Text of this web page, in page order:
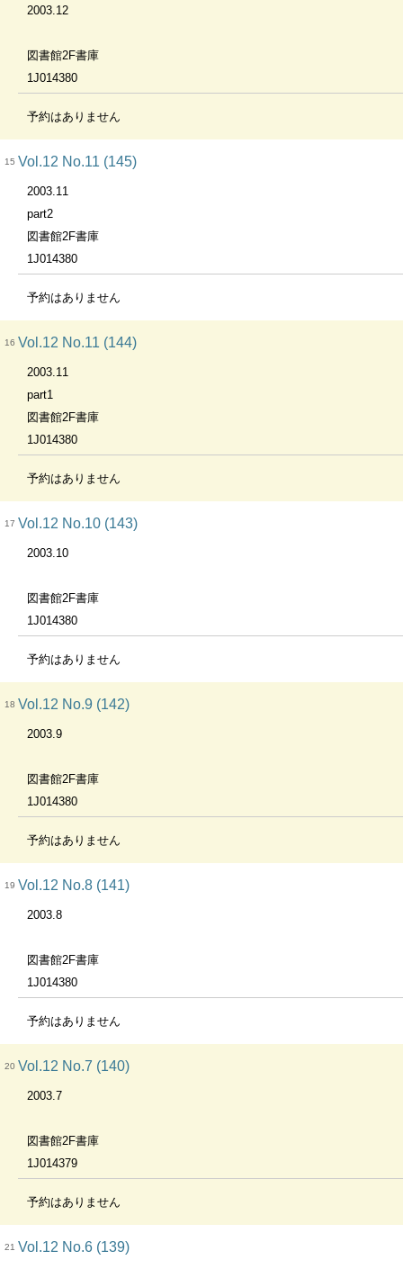
2003.12
図書館2F書庫
1J014380
予約はありません
15 Vol.12 No.11 (145)
2003.11
part2
図書館2F書庫
1J014380
予約はありません
16 Vol.12 No.11 (144)
2003.11
part1
図書館2F書庫
1J014380
予約はありません
17 Vol.12 No.10 (143)
2003.10
図書館2F書庫
1J014380
予約はありません
18 Vol.12 No.9 (142)
2003.9
図書館2F書庫
1J014380
予約はありません
19 Vol.12 No.8 (141)
2003.8
図書館2F書庫
1J014380
予約はありません
20 Vol.12 No.7 (140)
2003.7
図書館2F書庫
1J014379
予約はありません
21 Vol.12 No.6 (139)